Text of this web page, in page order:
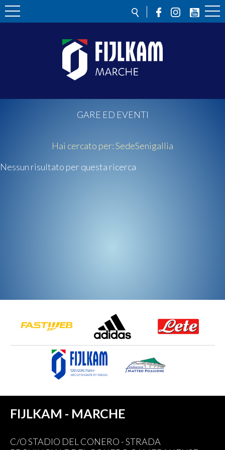
GARE ED EVENTI
Hai cercato per:SedeSenigallia
Nessun risultato per questa ricerca
FIJLKAM - MARCHE
C/O STADIO DEL CONERO - STRADA